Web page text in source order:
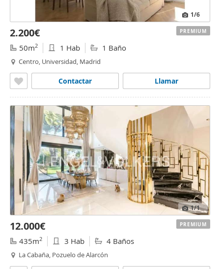
1/6
2.200€
50m2 1 Hab 1 Baño
Centro, Universidad, Madrid
Llamar
Contactar
PREMIUM
1/1
12.000€
435m2 3 Hab 4 Baños
La Cabaña, Pozuelo de Alarcón
PREMIUM